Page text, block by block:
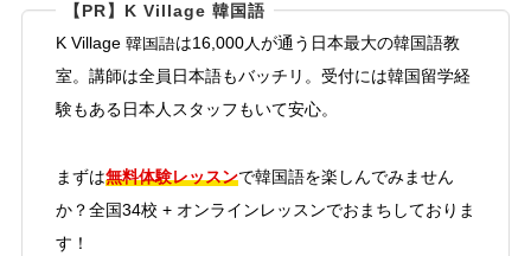
【PR】K Village 韓国語
K Village 韓国語は16,000人が通う日本最大の韓国語教
室。講師は全員日本語もバッチリ。受付には韓国留学経
験もある日本人スタッフもいて安心。
まずは無料体験レッスンで韓国語を楽しんでみません
か？全国34校 + オンラインレッスンでおまちしておりま
す！